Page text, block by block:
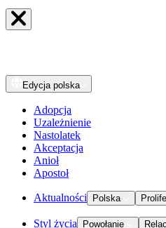
Edycja polska
Adopcja
Uzależnienie
Nastolatek
Akceptacja
Anioł
Apostoł
Aktualności Polska Prolife
Styl życia Powołanie